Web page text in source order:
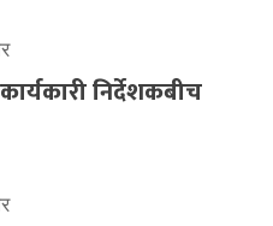
कार्यकारी निर्देशकबीच